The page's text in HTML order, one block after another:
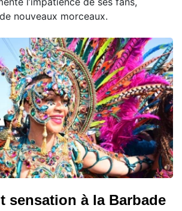
nouveaux morceaux.
sensation à la Barbade